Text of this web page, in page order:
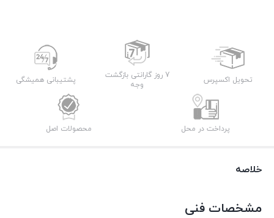
تحویل اکسپرس
7 روز گارانتی بازگشت
وجه
پشتیبانی همیشگی
پرداخت در محل محصولات اصل
خلاصه
مشخصات فنی